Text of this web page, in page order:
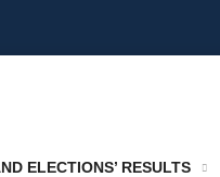
ELECTIONS’ RESULTS